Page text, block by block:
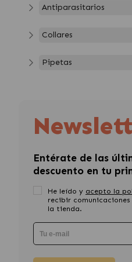
Antiparasitarios
Collares
Pipetas
Entérate de las
descuento en tu
He leído y acepto la
recibir
la tienda.